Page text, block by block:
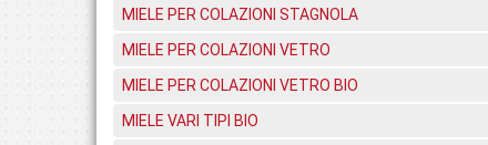
MIELE PER COLAZIONI STAGNOLA
MIELE PER COLAZIONI VETRO
MIELE PER COLAZIONI VETRO BIO
MIELE VARI TIPI BIO